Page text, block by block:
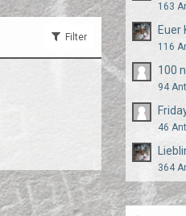
Filter
163
Euer
116
100
94
46
364